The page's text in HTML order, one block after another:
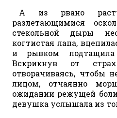
А из рвано
разлетающимися
стекольной дыры
когтистая лапа,
и рывком
Вскрикнув от
отворачиваясь, чтобы
лицом, отчаянно
ожидании режущей
девушка услышала из